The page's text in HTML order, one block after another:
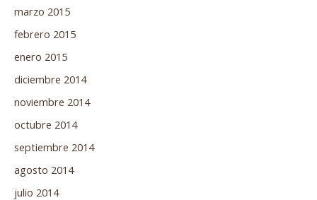
marzo 2015
febrero 2015
enero 2015
diciembre 2014
noviembre 2014
octubre 2014
septiembre 2014
agosto 2014
julio 2014